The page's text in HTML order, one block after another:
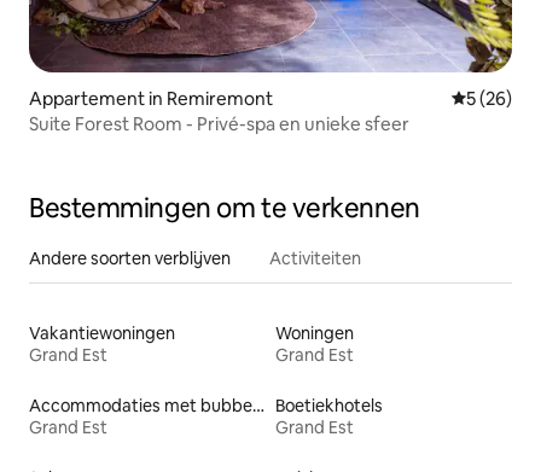
Appartement in Remiremont
5 (26)
Suite Forest Room - Privé-spa en unieke sfeer
Bestemmingen om te verkennen
Andere soorten verblijven Activiteiten
Vakantiewoningen
Grand Est
Woningen
Grand Est
Accommodaties met bubbelbad
Grand Est
Boetiekhotels
Grand Est